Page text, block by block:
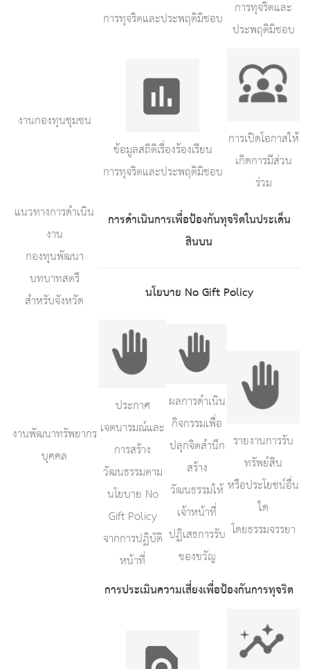
การทุจริตและประพฤติมิชอบ
การทุจริตและ
ประพฤติมิชอบ
งานกองทุนชุมชน
ข้อมูลสถิติเรื่องร้องเรียน
การทุจริตและประพฤติมิชอบ
การเปิดโอกาสให้
เกิดการมีส่วน
ร่วม
แนวทางการดำเนิน
งาน
กองทุนพัฒนา
บทบาทสตรี
สำหรับจังหวัด
การดำเนินการเพื่อป้องกันทุจริตในประเด็น
สินบน
นโยบาย No Gift Policy
งานพัฒนาทรัพยากร
บุคคล
ประกาศ
เจตนารมณ์และ
การสร้าง
วัฒนธรรมตาม
นโยบาย No
Gift Policy
จากการปฏิบัติ
หน้าที่
ผลการดำเนิน
กิจกรรมเพื่อ
ปลุกจิตสำนึก
สร้าง
วัฒนธรรมให้
เจ้าหน้าที่
ปฏิเสธการรับ
ของขวัญ
รายงานการรับ
ทรัพย์สิน
หรือประโยชน์อื่น
ใด
โดยธรรมจรรยา
การประเมินความเสี่ยงเพื่อป้องกันการทุจริต